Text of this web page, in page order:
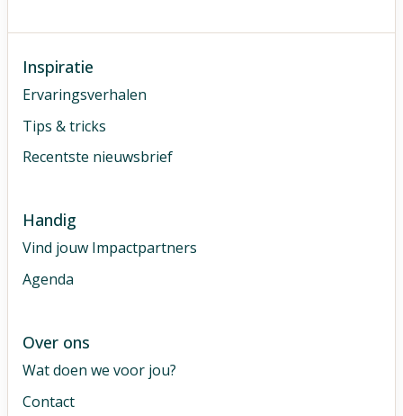
Inspiratie
Ervaringsverhalen
Tips & tricks
Recentste nieuwsbrief
Handig
Vind jouw Impactpartners
Agenda
Over ons
Wat doen we voor jou?
Contact